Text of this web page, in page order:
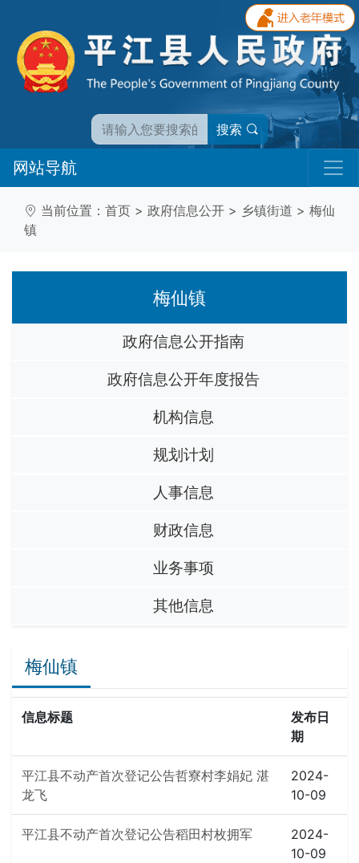
搜索
网站导航
当前位置： 首页 > 政府信息公开 > 乡镇街道 > 梅仙
镇
梅仙镇
政府信息公开指南
政府信息公开年度报告
机构信息
规划计划
人事信息
财政信息
业务事项
其他信息
梅仙镇
信息标题
发布日
期
平江县不动产首次登记公告哲寮村李娟妃 湛
龙飞
2024-
10-09
平江县不动产首次登记公告稻田村枚拥军
2024-
10-09